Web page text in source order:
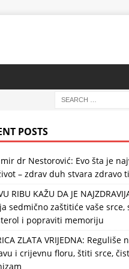
POSTS
dr Nestorović: Evo šta je
– zdrav duh stvara zdravo
RIBU KAŽU DA JE
sedmično zaštitiće vaše srce,
i popraviti memoriju
ZLATA VRIJEDNA: Reguliše
i crijevnu floru, štiti srce,